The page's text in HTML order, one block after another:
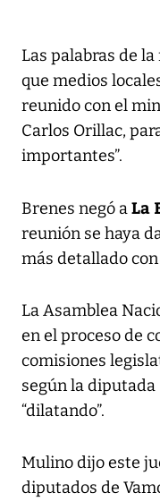
Las palabras de
que medios
reunido con el
Carlos Orillac,
importantes”.
Brenes negó aLa
reunión se haya
más detallado
La Asamblea
en el proceso de
comisiones
según la diputada
“dilatando”.
Mulino dijo este
diputados de